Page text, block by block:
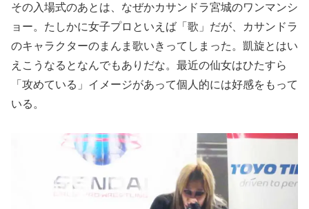
その入場式のあとは、なぜかカサンドラ宮城のワンマンシ
ョー。たしかに女子プロといえば「歌」だが、カサンドラ
のキャラクターのまんま歌いきってしまった。凱旋とはい
えこうなるとなんでもありだな。最近の仙女はひたすら
「攻めている」イメージがあって個人的には好感をもって
いる。